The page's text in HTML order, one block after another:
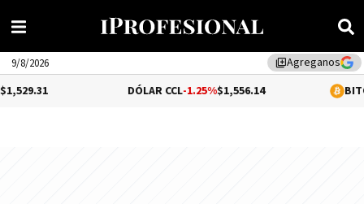
library_addAgreganos
9/8/2026
-1.25%$1,556.14 0.1%